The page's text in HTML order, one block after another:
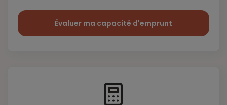
Évaluer ma capacité d'emprunt